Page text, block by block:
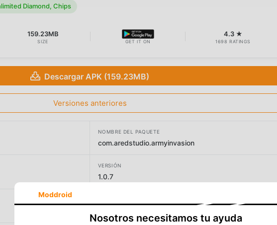
Diamond, Chips
159.23MB
SIZE GET IT ON
4.3 ★
1698 RATINGS
Descargar APK (159.23MB)
Versiones anteriores
NOMBRE DEL PAQUETE
com.aredstudio.armyinvasion
VERSIÓN
1.0.7
Moddroid
Nosotros necesitamos tu ayuda